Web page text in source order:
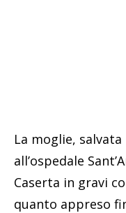
La moglie,
all’ospedale
Caserta in gravi
quanto appreso